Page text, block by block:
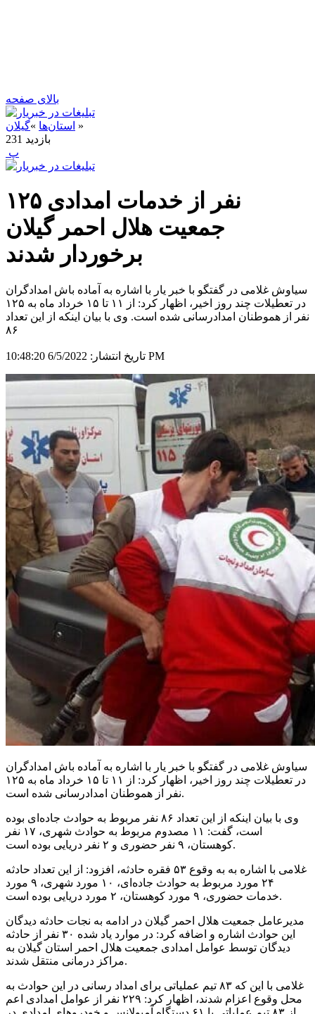
بالای صفحه
استان‌ها »گیلان
»
231 بازدید
‍ پ
۱۲۵ نفر از خدمات امدادی
جمعیت هلال احمر گیلان
برخوردار شدند
سیاوش غلامی در گفتگو با خبر یار با اشاره به آماده باش امدادگران
در تعطیلات چند روز اخیر، اظهار کرد: از ۱۱ تا ۱۵ خرداد ماه به ۱۲۵
نفر از هموطنان امدادرسانی شده است. وی با بیان اینکه از این تعداد
۸۶
تاریخ انتشار: 6/5/2022 10:48:20 PM
سیاوش غلامی در گفتگو با خبر یار با اشاره به آماده باش امدادگران
در تعطیلات چند روز اخیر، اظهار کرد: از ۱۱ تا ۱۵ خرداد ماه به ۱۲۵
نفر از هموطنان امدادرسانی شده است.
وی با بیان اینکه از این تعداد ۸۶ نفر مربوط به حوادث جاده‌ای بوده
است، گفت: ۱۱ مصدوم مربوط به حوادث شهری، ۱۷ نفر
کوهستان، ۹ نفر حضوری و ۲ نفر دریایی بوده است.
غلامی با اشاره به به وقوع ۵۳ فقره حادثه، افزود: از این تعداد حادثه
۲۴ مورد مربوط به حوادث جاده‌ای، ۱۰ مورد شهری، ۹ مورد
خدمات حضوری، ۹ مورد کوهستان، ۲ مورد دریایی بوده است.
مدیرعامل جمعیت هلال احمر گیلان در ادامه به نجات حادثه دیدگان
این حوادث اشاره و اضافه کرد: در موارد یاد شده ۳۰ نفر از حادثه
دیدگان توسط عوامل امدادی جمعیت هلال احمر استان گیلان به
مراکز درمانی منتقل شدند.
غلامی با این که ۸۳ تیم عملیاتی برای امداد رسانی در این حوادث به
محل وقوع اعزام شدند، اظهار کرد: ۲۲۹ نفر از عوامل امدادی اعم